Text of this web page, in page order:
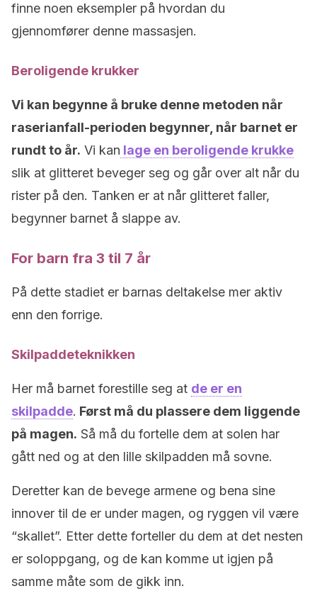
finne noen eksempler på hvordan du
gjennomfører denne massasjen.
Beroligende krukker
Vi kan begynne å bruke denne metoden når
raserianfall-perioden begynner, når barnet er
rundt to år. Vi kan lage en beroligende krukke
slik at glitteret beveger seg og går over alt når du
rister på den. Tanken er at når glitteret faller,
begynner barnet å slappe av.
For barn fra 3 til 7 år
På dette stadiet er barnas deltakelse mer aktiv
enn den forrige.
Skilpaddeteknikken
Her må barnet forestille seg at de er en
skilpadde. Først må du plassere dem liggende
på magen. Så må du fortelle dem at solen har
gått ned og at den lille skilpadden må sovne.
Deretter kan de bevege armene og bena sine
innover til de er under magen, og ryggen vil være
“skallet”. Etter dette forteller du dem at det nesten
er soloppgang, og de kan komme ut igjen på
samme måte som de gikk inn.